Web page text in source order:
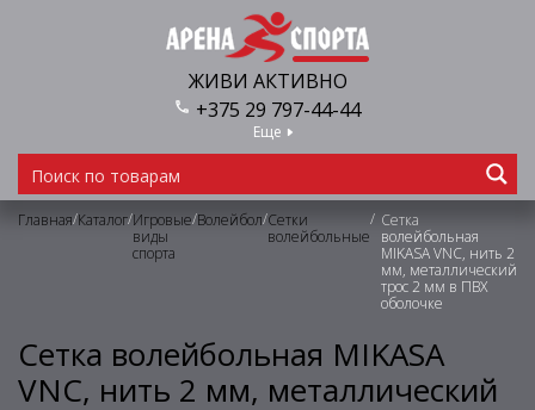
ЖИВИ АКТИВНО
+375 29 797-44-44
Еще
Главная/Каталог/Игровые
виды
спорта
/Волейбол/Сетки
волейбольные
/ Сетка
волейбольная
MIKASA VNC, нить 2
мм, металлический
трос 2 мм в ПВХ
оболочке
Сетка волейбольная MIKASA
VNC, нить 2 мм, металлический